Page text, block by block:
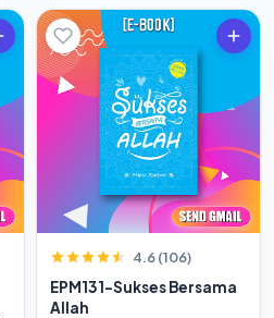
4.6 (106)
EPM131-Sukses Bersama
Allah